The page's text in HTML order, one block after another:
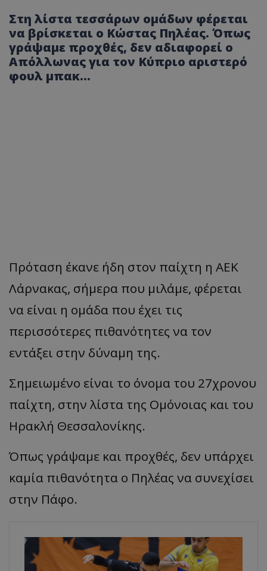
Στη λίστα τεσσάρων ομάδων φέρεται
να βρίσκεται ο Κώστας Πηλέας. Όπως
γράψαμε προχθές, δεν αδιαφορεί ο
Απόλλωνας για τον Κύπριο αριστερό
φουλ μπακ…
Πρόταση έκανε ήδη στον παίχτη η ΑΕΚ
Λάρνακας, σήμερα που μιλάμε, φέρεται
να είναι η ομάδα που έχει τις
περισσότερες πιθανότητες να τον
εντάξει στην δύναμη της.
Σημειωμένο είναι το όνομα του 27χρονου
παίχτη, στην λίστα της Ομόνοιας και του
Ηρακλή Θεσσαλονίκης.
Όπως γράψαμε και προχθές, δεν υπάρχει
καμία πιθανότητα ο Πηλέας να συνεχίσει
στην Πάφο.